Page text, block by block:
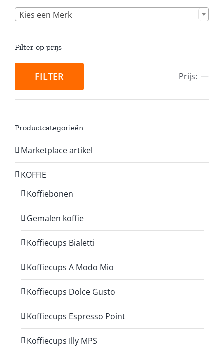
Kies een Merk
Filter op prijs
prijs
prijs
FILTER Prijs: —
Productcategorieën
Marketplace artikel
KOFFIE
Koffiebonen
Gemalen koffie
Koffiecups Bialetti
Koffiecups A Modo Mio
Koffiecups Dolce Gusto
Koffiecups Espresso Point
Koffiecups Illy MPS